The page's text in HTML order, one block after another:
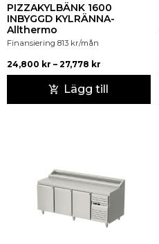
PIZZAKYLBÄNK 1600
INBYGGD KYLRÄNNA-
Allthermo
Finansiering 813 kr/mån
24,800 kr – 27,778 kr
Lägg till